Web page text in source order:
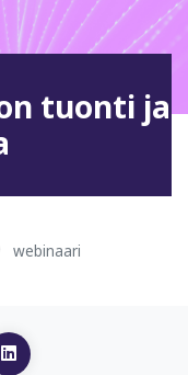
tuonti ja
webinaari